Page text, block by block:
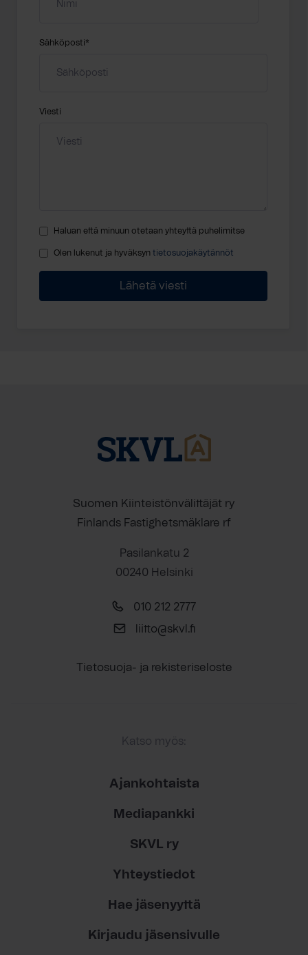
Sähköposti*
Viesti
Haluan että minuun otetaan yhteyttä puhelimitse
Olen lukenut ja hyväksyn tietosuojakäytännöt
Suomen Kiinteistönvälittäjät ry
Finlands Fastighetsmäklare rf
Pasilankatu 2
00240 Helsinki
010 212 2777
liitto@skvl.fi
Tietosuoja- ja rekisteriseloste
Katso myös:
Ajankohtaista
Mediapankki
SKVL ry
Yhteystiedot
Hae jäsenyyttä
Kirjaudu jäsensivulle